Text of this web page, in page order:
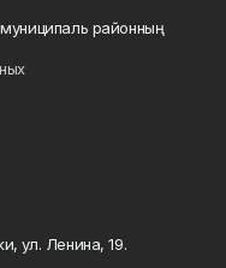
районның
ул. Ленина, 19.